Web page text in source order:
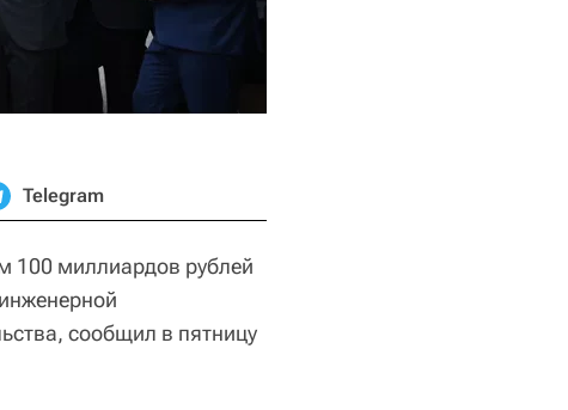
Telegram
100 миллиардов рублей
сообщил в пятницу